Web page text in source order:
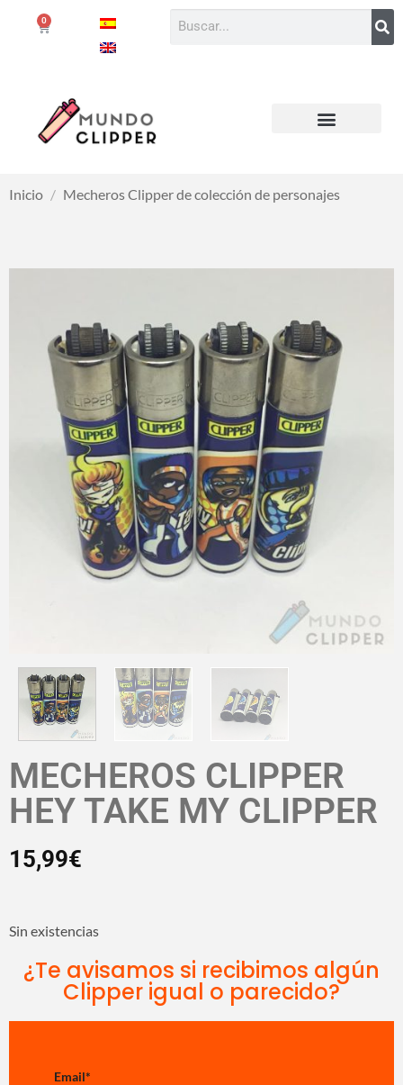
0
Inicio / Mecheros Clipper de colección de personajes
MECHEROS CLIPPER
HEY TAKE MY CLIPPER
15,99€
Sin existencias
¿Te avisamos si recibimos algún
Clipper igual o parecido?
Email*